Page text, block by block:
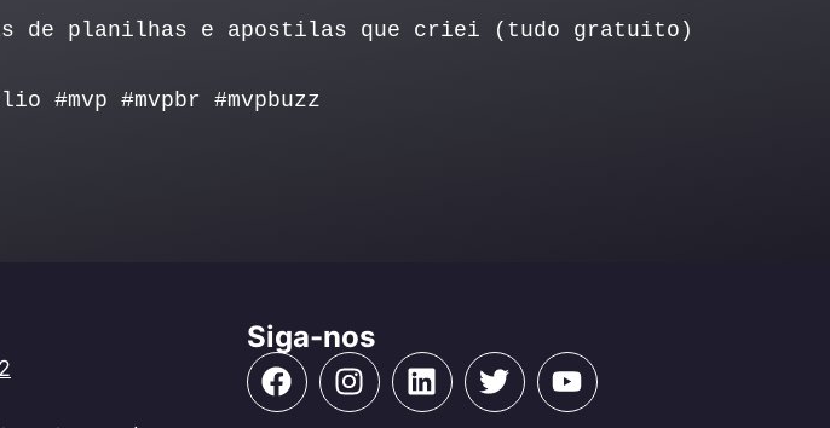
de planilhas e apostilas que criei (tudo gratuito)
#mvp #mvpbr #mvpbuzz
Siga-nos